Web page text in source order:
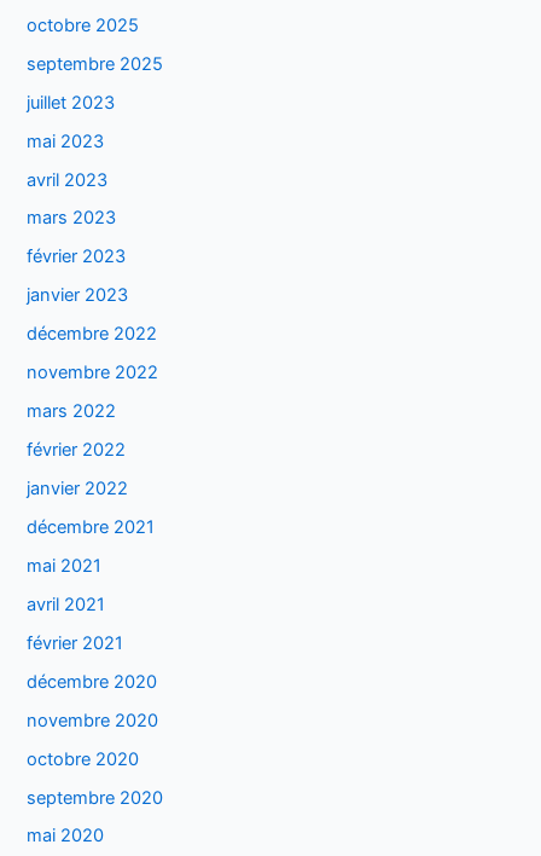
octobre 2025
septembre 2025
juillet 2023
mai 2023
avril 2023
mars 2023
février 2023
janvier 2023
décembre 2022
novembre 2022
mars 2022
février 2022
janvier 2022
décembre 2021
mai 2021
avril 2021
février 2021
décembre 2020
novembre 2020
octobre 2020
septembre 2020
mai 2020